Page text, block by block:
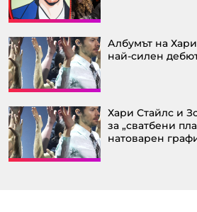
Албумът на
най-силен
Хари Стайлс и
за „сватбени
натоварен